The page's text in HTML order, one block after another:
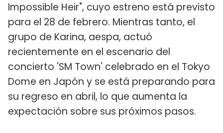
Impossible Heir", cuyo estreno está previsto
para el 28 de febrero. Mientras tanto, el
grupo de Karina, aespa, actuó
recientemente en el escenario del
concierto 'SM Town' celebrado en el Tokyo
Dome en Japón y se está preparando para
su regreso en abril, lo que aumenta la
expectación sobre sus próximos pasos.